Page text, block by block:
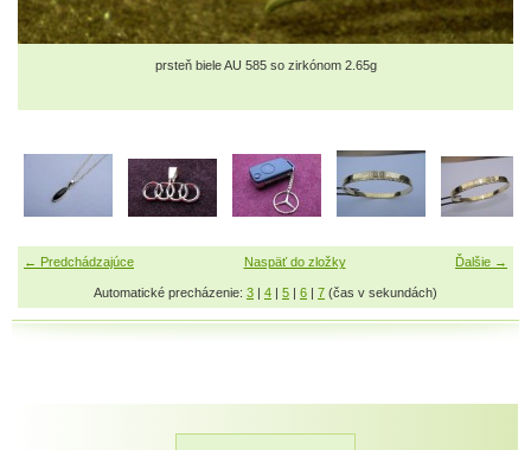
prsteň biele AU 585 so zirkónom 2.65g
← Predchádzajúce Ďalšie →
Naspäť do zložky
Automatické precházenie: 3 | 4 | 5 | 6 | 7 (čas v sekundách)